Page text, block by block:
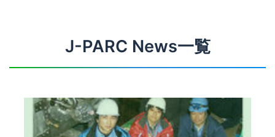
J-PARC News一覧